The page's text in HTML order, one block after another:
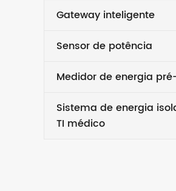
Gateway inteligente
Sensor de potência
Medidor de energia
Sistema de energia
TI médico